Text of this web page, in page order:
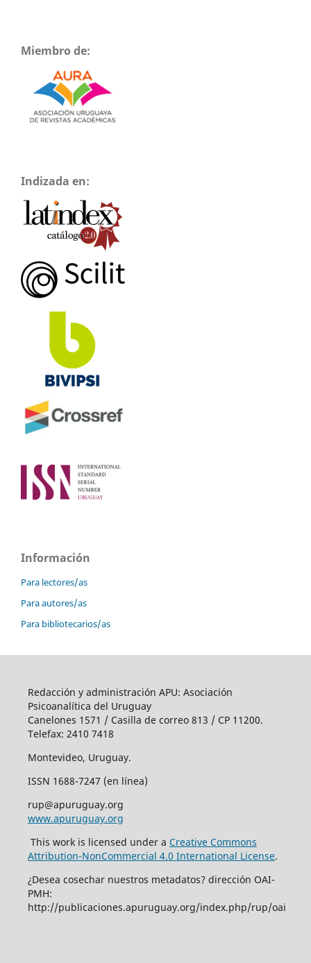
Miembro de:
Indizada en:
Información
Para lectores/as
Para autores/as
Para bibliotecarios/as
Redacción y administración APU: Asociación
Psicoanalítica del Uruguay
Canelones 1571 / Casilla de correo 813 / CP 11200.
Telefax: 2410 7418
Montevideo, Uruguay.
ISSN 1688-7247 (en línea)
rup@apuruguay.org
www.apuruguay.org
This work is licensed under a Creative Commons
Attribution-NonCommercial 4.0 International License.
¿Desea cosechar nuestros metadatos? dirección OAI-
PMH:
http://publicaciones.apuruguay.org/index.php/rup/oai